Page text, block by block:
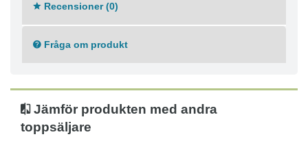
Recensioner (0)
Fråga om produkt
Jämför produkten med andra
toppsäljare